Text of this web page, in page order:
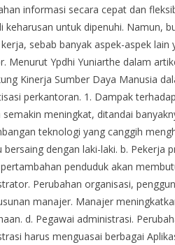
informasi secara cepat dan
keharusan untuk dipenuhi. Namun,
sebab banyak aspek-aspek
Menurut Ypdhi Yuniarthe dalam
Kinerja Sumber Daya Manusia
perkantoran. 1. Dampak
semakin meningkat, ditandai
teknologi yang canggih
bersaing dengan laki-laki. b. Pekerja
penduduk akan
Perubahan organisasi,
manajer. Manajer
d. Pegawai administrasi.
harus menguasai berbagai